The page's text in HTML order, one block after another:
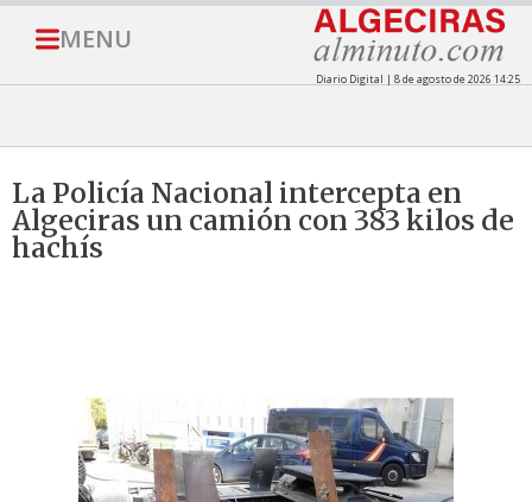
MENU
Diario Digital | 8 de agosto de 2026 14:25
La Policía Nacional intercepta en
Algeciras un camión con 383 kilos de
hachís